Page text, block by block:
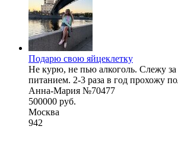
Подарю свою яйцеклетку
Не курю, не пью алкоголь. Слежу за
питанием. 2-3 раза в год прохожу
Анна-Мария №70477
500000 руб.
Москва
942